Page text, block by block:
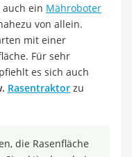
auch ein Mähroboter
von allein.
mit einer
Für sehr
es sich auch
Rasentraktor zu
die Rasenfläche